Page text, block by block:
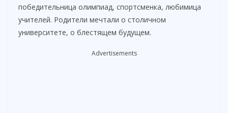
победительница олимпиад, спортсменка, любимица
учителей. Родители мечтали о столичном
университете, о блестящем будущем.
Advertisements